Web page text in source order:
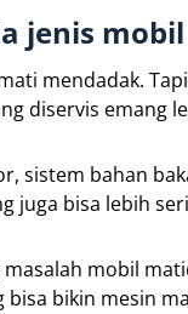
jenis
mendadak.
diservis emang
sistem bahan
juga bisa lebih
mobil
bikin mesin